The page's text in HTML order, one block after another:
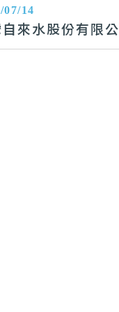
07/14
來水股份有限